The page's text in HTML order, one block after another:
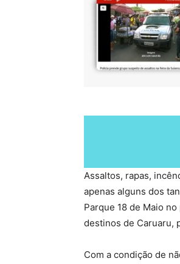
Assaltos, rapas,
apenas alguns dos
Parque 18 de Maio
destinos de Caruaru,
Com a condição de